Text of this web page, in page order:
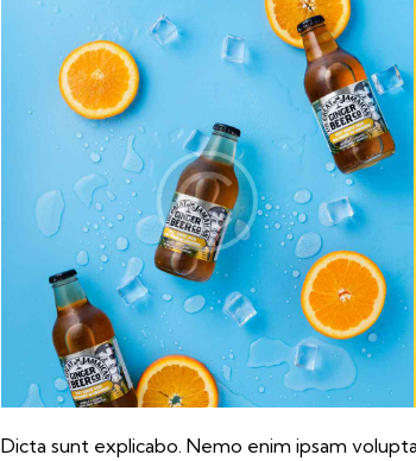
Dicta sunt explicabo. Nemo enim ipsam